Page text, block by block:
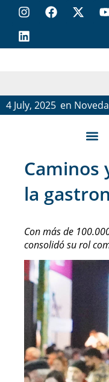
4 July, 2025 en
Caminos
la
Con más de
consolidó su rol